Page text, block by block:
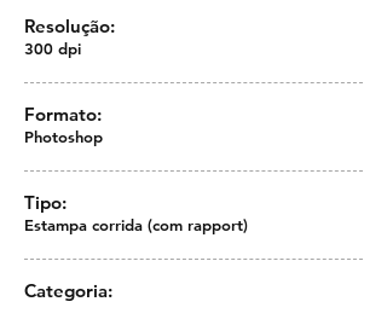
Resolução:
300 dpi
Formato:
Photoshop
Tipo:
Estampa corrida (com rapport)
Categoria: